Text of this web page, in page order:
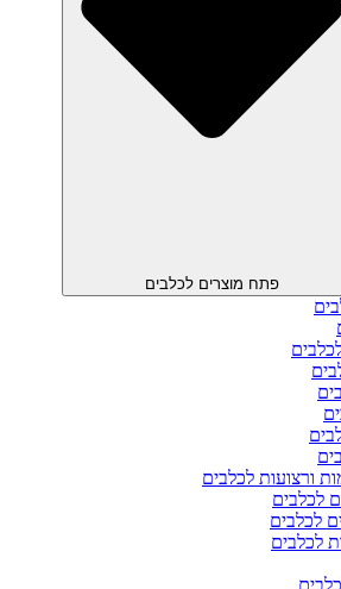
פתח מוצרים לכלבים
ורצועות לכלבים
לכלבים
לכלבים
לכלבים